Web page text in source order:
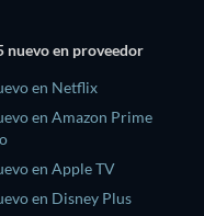
nuevo en proveedor
en Netflix
en Amazon Prime
en Apple TV
en Disney Plus